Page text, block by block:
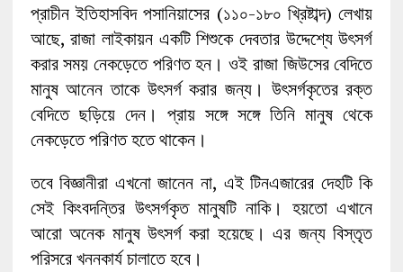
প্রাচীন ইতিহাসবিদ পসানিয়াসের (১১০-১৮০ খ্রিষ্টাব্দ) লেখায়
আছে, রাজা লাইকায়ন একটি শিশুকে দেবতার উদ্দেশ্যে উৎসর্গ
করার সময় নেকড়েতে পরিণত হন। ওই রাজা জিউসের বেদিতে
মানুষ আনেন তাকে উৎসর্গ করার জন্য। উৎসর্গকৃতের রক্ত
বেদিতে ছড়িয়ে দেন। প্রায় সঙ্গে সঙ্গে তিনি মানুষ থেকে
নেকড়েতে পরিণত হতে থাকেন।
তবে বিজ্ঞানীরা এখনো জানেন না, এই টিনএজারের দেহটি কি
সেই কিংবদন্তির উৎসর্গকৃত মানুষটি নাকি। হয়তো এখানে
আরো অনেক মানুষ উৎসর্গ করা হয়েছে। এর জন্য বিস্তৃত
পরিসরে খননকার্য চালাতে হবে।